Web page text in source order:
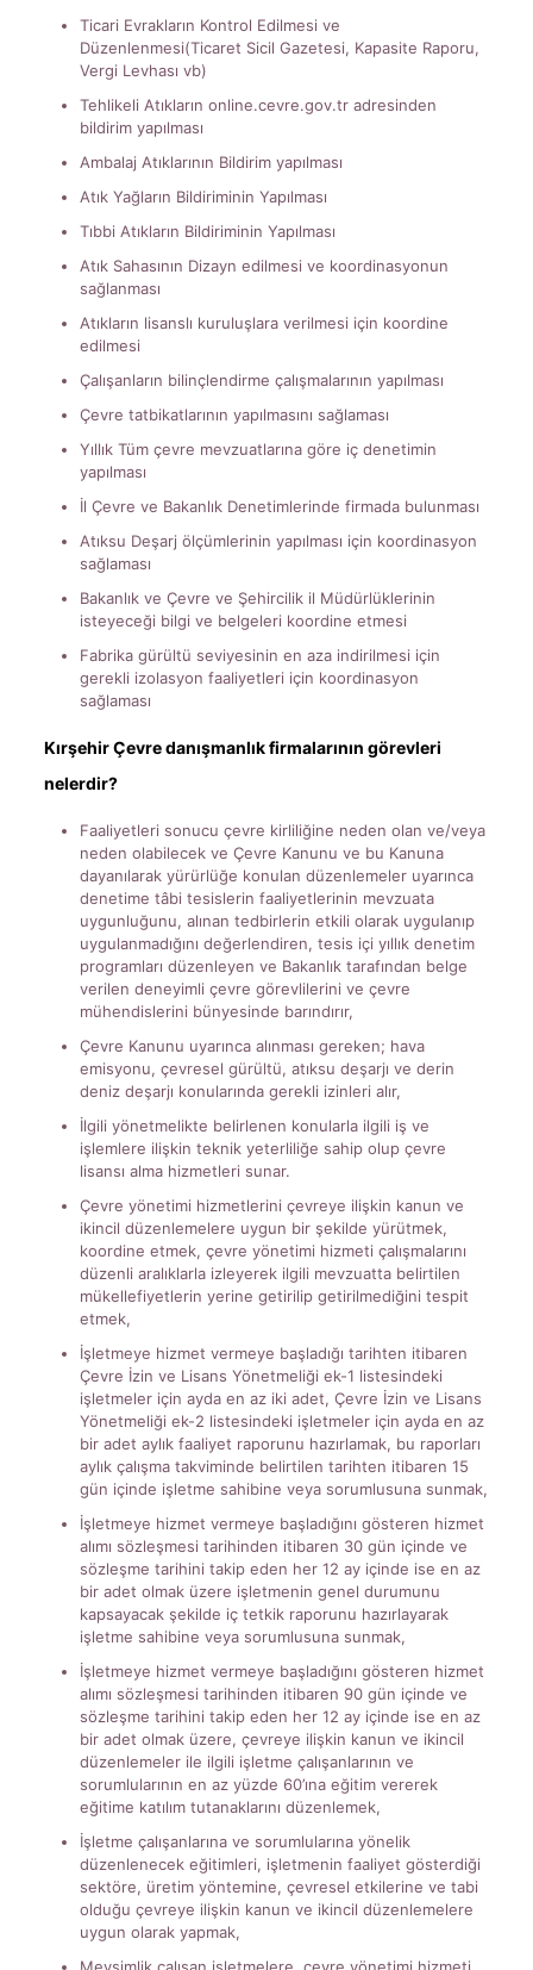
Ticari Evrakların Kontrol Edilmesi ve
Düzenlenmesi(Ticaret Sicil Gazetesi, Kapasite Raporu,
Vergi Levhası vb)
Tehlikeli Atıkların online.cevre.gov.tr adresinden
bildirim yapılması
Ambalaj Atıklarının Bildirim yapılması
Atık Yağların Bildiriminin Yapılması
Tıbbi Atıkların Bildiriminin Yapılması
Atık Sahasının Dizayn edilmesi ve koordinasyonun
sağlanması
Atıkların lisanslı kuruluşlara verilmesi için koordine
edilmesi
Çalışanların bilinçlendirme çalışmalarının yapılması
Çevre tatbikatlarının yapılmasını sağlaması
Yıllık Tüm çevre mevzuatlarına göre iç denetimin
yapılması
İl Çevre ve Bakanlık Denetimlerinde firmada bulunması
Atıksu Deşarj ölçümlerinin yapılması için koordinasyon
sağlaması
Bakanlık ve Çevre ve Şehircilik il Müdürlüklerinin
isteyeceği bilgi ve belgeleri koordine etmesi
Fabrika gürültü seviyesinin en aza indirilmesi için
gerekli izolasyon faaliyetleri için koordinasyon
sağlaması
Kırşehir Çevre danışmanlık firmalarının görevleri
nelerdir?
Faaliyetleri sonucu çevre kirliliğine neden olan ve/veya
neden olabilecek ve Çevre Kanunu ve bu Kanuna
dayanılarak yürürlüğe konulan düzenlemeler uyarınca
denetime tâbi tesislerin faaliyetlerinin mevzuata
uygunluğunu, alınan tedbirlerin etkili olarak uygulanıp
uygulanmadığını değerlendiren, tesis içi yıllık denetim
programları düzenleyen ve Bakanlık tarafından belge
verilen deneyimli çevre görevlilerini ve çevre
mühendislerini bünyesinde barındırır,
Çevre Kanunu uyarınca alınması gereken; hava
emisyonu, çevresel gürültü, atıksu deşarjı ve derin
deniz deşarjı konularında gerekli izinleri alır,
İlgili yönetmelikte belirlenen konularla ilgili iş ve
işlemlere ilişkin teknik yeterliliğe sahip olup çevre
lisansı alma hizmetleri sunar.
Çevre yönetimi hizmetlerini çevreye ilişkin kanun ve
ikincil düzenlemelere uygun bir şekilde yürütmek,
koordine etmek, çevre yönetimi hizmeti çalışmalarını
düzenli aralıklarla izleyerek ilgili mevzuatta belirtilen
mükellefiyetlerin yerine getirilip getirilmediğini tespit
etmek,
İşletmeye hizmet vermeye başladığı tarihten itibaren
Çevre İzin ve Lisans Yönetmeliği ek-1 listesindeki
işletmeler için ayda en az iki adet, Çevre İzin ve Lisans
Yönetmeliği ek-2 listesindeki işletmeler için ayda en az
bir adet aylık faaliyet raporunu hazırlamak, bu raporları
aylık çalışma takviminde belirtilen tarihten itibaren 15
gün içinde işletme sahibine veya sorumlusuna sunmak,
İşletmeye hizmet vermeye başladığını gösteren hizmet
alımı sözleşmesi tarihinden itibaren 30 gün içinde ve
sözleşme tarihini takip eden her 12 ay içinde ise en az
bir adet olmak üzere işletmenin genel durumunu
kapsayacak şekilde iç tetkik raporunu hazırlayarak
işletme sahibine veya sorumlusuna sunmak,
İşletmeye hizmet vermeye başladığını gösteren hizmet
alımı sözleşmesi tarihinden itibaren 90 gün içinde ve
sözleşme tarihini takip eden her 12 ay içinde ise en az
bir adet olmak üzere, çevreye ilişkin kanun ve ikincil
düzenlemeler ile ilgili işletme çalışanlarının ve
sorumlularının en az yüzde 60’ına eğitim vererek
eğitime katılım tutanaklarını düzenlemek,
İşletme çalışanlarına ve sorumlularına yönelik
düzenlenecek eğitimleri, işletmenin faaliyet gösterdiği
sektöre, üretim yöntemine, çevresel etkilerine ve tabi
olduğu çevreye ilişkin kanun ve ikincil düzenlemelere
uygun olarak yapmak,